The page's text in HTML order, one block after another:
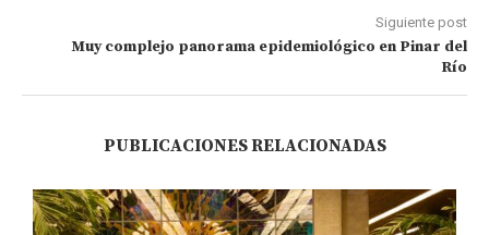
Siguiente post
Muy complejo panorama epidemiológico en Pinar del
Río
PUBLICACIONES RELACIONADAS